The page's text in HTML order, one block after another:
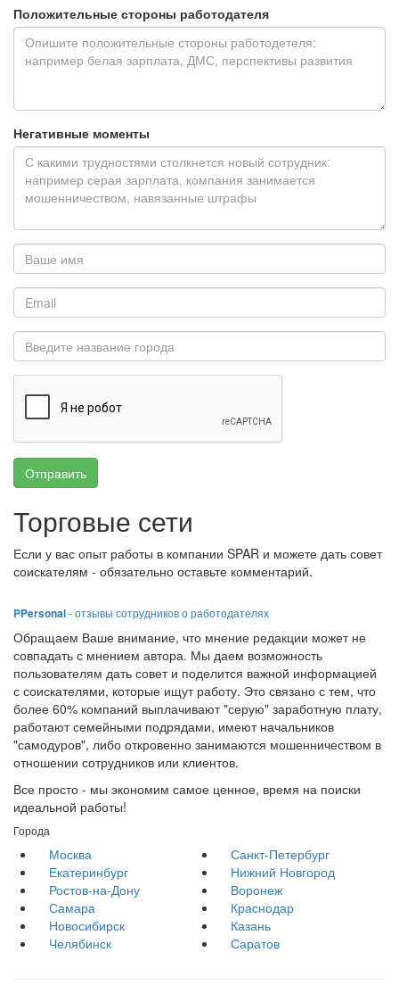
Положительные стороны работодателя
Негативные моменты
Отправить
Торговые сети
Если у вас опыт работы в компании SPAR и можете дать совет
соискателям - обязательно оставьте комментарий.
PPersonal- отзывы сотрудников о работодателях
Обращаем Ваше внимание, что мнение редакции может не
совпадать с мнением автора. Мы даем возможность
пользователям дать совет и поделится важной информацией
с соискателями, которые ищут работу. Это связано с тем, что
более 60% компаний выплачивают "серую" заработную плату,
работают семейными подрядами, имеют начальников
"самодуров", либо откровенно занимаются мошенничеством в
отношении сотрудников или клиентов.
Все просто - мы экономим самое ценное, время на поиски
идеальной работы!
Города
Москва
Санкт-Петербург
Екатеринбург
Нижний Новгород
Ростов-на-Дону
Воронеж
Самара
Краснодар
Новосибирск
Казань
Челябинск
Саратов